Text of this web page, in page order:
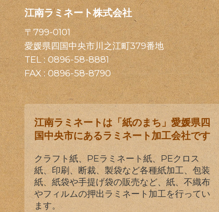
江南ラミネート株式会社
〒799-0101
愛媛県四国中央市川之江町379番地
TEL :0896-58-8881
FAX : 0896-58-8790
江南ラミネートは「紙のまち」愛媛県四
国中央市にあるラミネート加工会社です
クラフト紙、PEラミネート紙、PEクロス
紙、印刷、断裁、製袋など各種紙加工、包装
紙、紙袋や手提げ袋の販売など、紙、不織布
やフィルムの押出ラミネート加工を行ってい
ます。